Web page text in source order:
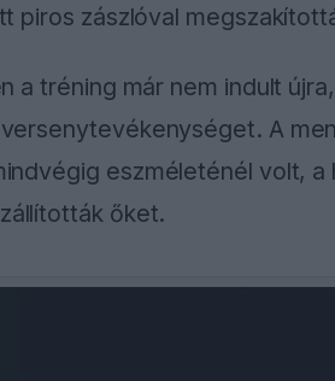
piros zászlóval
a tréning már nem indult
A
eszméleténél volt,
őket.